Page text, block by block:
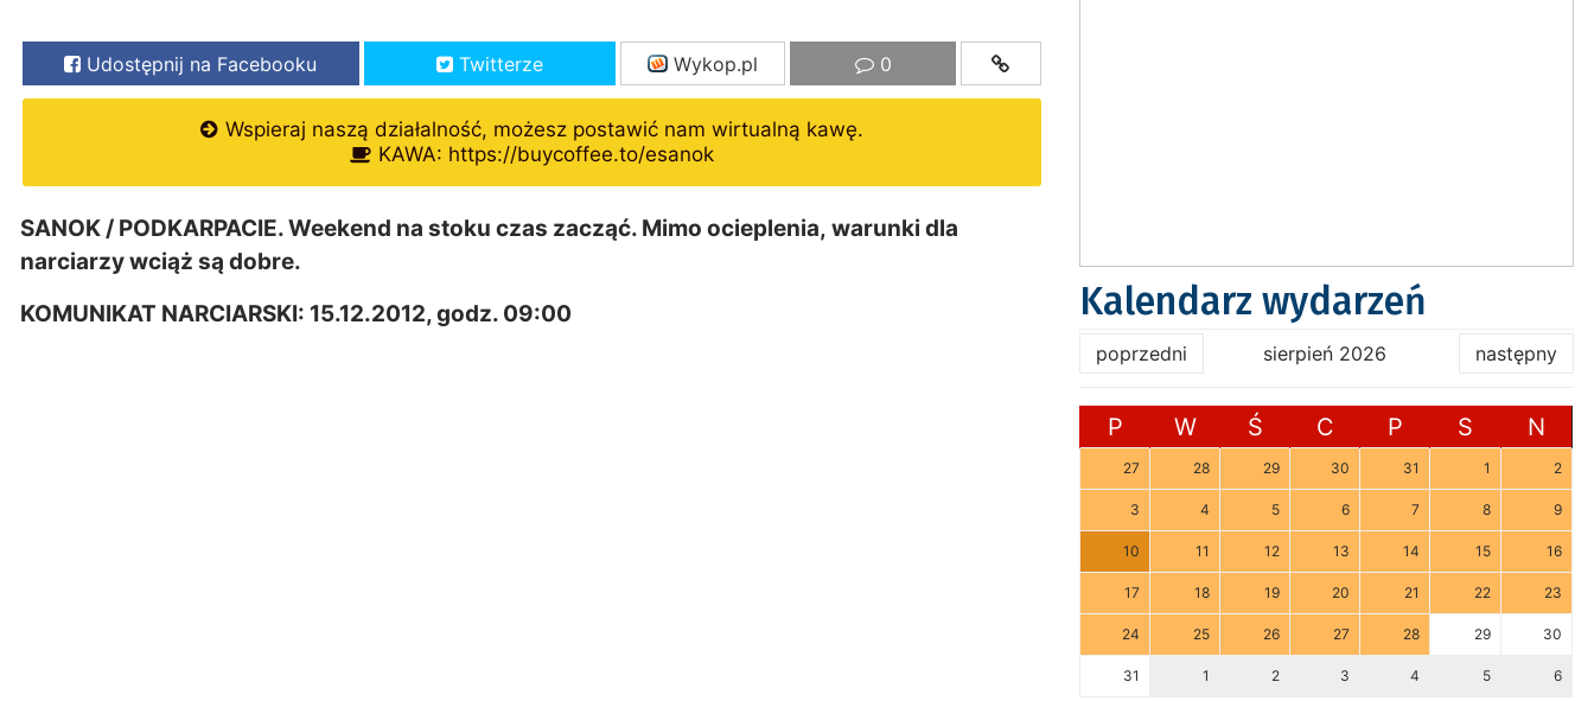
Udostępnij na Facebooku Twitterze Wykop.pl 0
Wspieraj naszą działalność, możesz postawić nam wirtualną kawę.
KAWA: https://buycoffee.to/esanok
SANOK / PODKARPACIE. Weekend na stoku czas zacząć. Mimo ocieplenia, warunki dla
narciarzy wciąż są dobre.
KOMUNIKAT NARCIARSKI: 15.12.2012, godz. 09:00
Kalendarz wydarzeń
poprzedni sierpień 2026 następny
P W Ś C P S N
27 28 29 30 31 1 2
3 4 5 6 7 8 9
10 11 12 13 14 15 16
17 18 19 20 21 22 23
24 25 26 27 28 29 30
31 1 2 3 4 5 6